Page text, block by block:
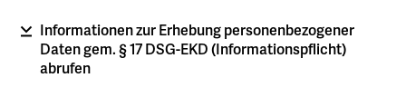
Informationen zur Erhebung personenbezogener
Daten gem. § 17 DSG-EKD (Informationspflicht)
abrufen